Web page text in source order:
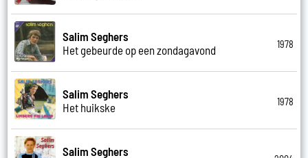
Salim Seghers
Het gebeurde op een zondagavond
1978
Salim Seghers
Het huikske
1978
Salim Seghers